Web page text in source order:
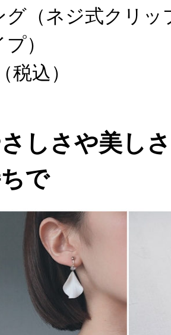
グ（ネジ式クリッ
）
税込）
しさや美し
で